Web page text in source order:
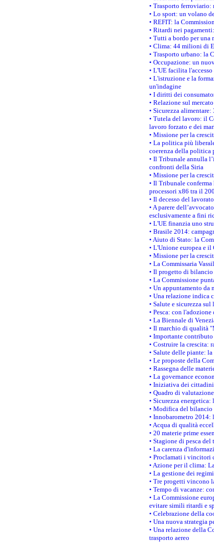
• Trasporto
• Lo sport: un volano
• REFIT: la
• Ritardi nei
• Tutti a bordo per una
• Clima: 44 milioni di
• Trasporto urbano: la
• Occupazione: un
• L'UE facilita
• L'istruzione e la
un'indagine
• I diritti dei
• Relazione sul
• Sicurezza
• Tutela del lavoro: il
lavoro forzato e dei
• Missione per la
• La politica più
coerenza della politica
• Il Tribunale annulla
confronti della Siria
• Missione per la
• Il Tribunale
processori x86 tra il
• Il decesso del
• A parere
esclusivamente a fini
• L'UE finanzia uno
• Brasile 2014:
• Aiuto di Stato: la
• L'Unione europea e
• Missione per la
• La Commissaria
• Il progetto di
• La Commissione
• Un appuntamento da
• Una relazione indica
• Salute e sicurezza
• Pesca: con
• La Biennale di
• Il marchio di qualità
• Importante
• Costruire la crescita:
• Salute delle piante:
• Le proposte della
• Rassegna delle
• La governance
• Iniziativa dei
• Quadro di
• Sicurezza
• Modifica del bilancio
• Innobarometro
• Acqua di qualità
• 20 materie prime
• Stagione di pesca
• La carenza
• Proclamati i vincitori
• Azione per il clima:
• La gestione dei
• Tre progetti vincono
• Tempo di vacanze:
• La Commissione
evitare simili ritardi e
• Celebrazione della
• Una nuova strategia
• Una relazione della
trasporto aereo